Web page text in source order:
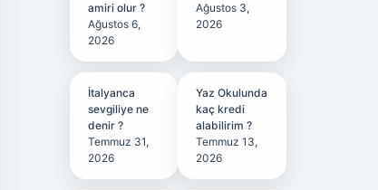
amiri olur ?
Ağustos 6,
2026
Ağustos 3,
2026
İtalyanca
sevgiliye ne
denir ?
Temmuz 31,
2026
Yaz Okulunda
kaç kredi
alabilirim ?
Temmuz 13,
2026